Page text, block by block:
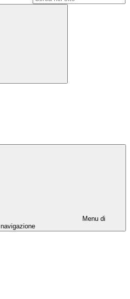
Menu di
navigazione